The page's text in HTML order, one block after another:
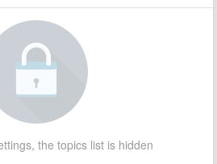
the topics list is hidden